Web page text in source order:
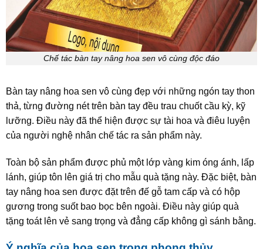
Chế tác bàn tay nâng hoa sen vô cùng độc đáo
Bàn tay nâng hoa sen vô cùng đẹp với những ngón tay thon
thả, từng đường nét trên bàn tay đều trau chuốt cầu kỳ, kỹ
lưỡng. Điều này đã thể hiện được sự tài hoa và điêu luyện
của người nghệ nhân chế tác ra sản phẩm này.
Toàn bộ sản phẩm được phủ một lớp vàng kim óng ánh, lấp
lánh, giúp tôn lên giá trị cho mẫu quà tặng này. Đặc biệt, bàn
tay nâng hoa sen được đặt trên đế gỗ tam cấp và có hộp
gương trong suốt bao bọc bên ngoài. Điều này giúp quà
tặng toát lên vẻ sang trọng và đẳng cấp không gì sánh bằng.